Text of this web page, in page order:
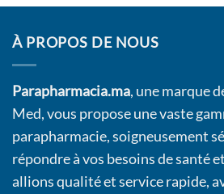
À PROPOS DE NOUS
Parapharmacia.ma, une marque
Med, vous propose une vaste
parapharmacie, soigneusement
répondre à vos besoins de santé
allions qualité et service rapide,